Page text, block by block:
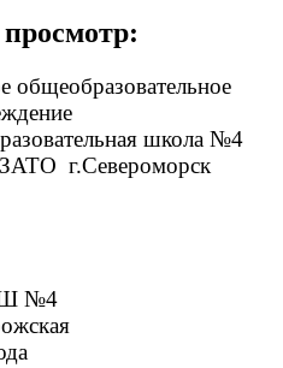
общеобразовательное
школа №4
г.Североморск
№4